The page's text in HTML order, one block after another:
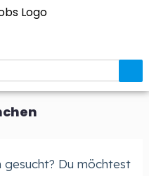
gesucht? Du möchtest